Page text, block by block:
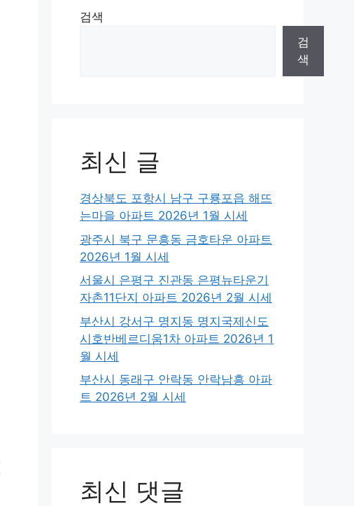
검색
검
색
최신 글
경상북도 포항시 남구 구룡포읍 해뜨
는마을 아파트 2026년 1월 시세
광주시 북구 문흥동 금호타운 아파트
2026년 1월 시세
서울시 은평구 진관동 은평뉴타운기
자촌11단지 아파트 2026년 2월 시세
부산시 강서구 명지동 명지국제신도
시호반베르디움1차 아파트 2026년 1
월 시세
부산시 동래구 안락동 안락남흥 아파
트 2026년 2월 시세
최신 댓글